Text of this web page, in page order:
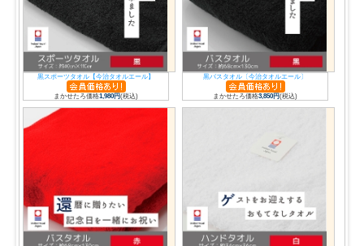
黒スポーツタオル【今治タオルエール】
まかせたろ価格1,980円(税込)
黒バスタオル〔今治タオルエール〕
まかせたろ価格3,850円(税込)